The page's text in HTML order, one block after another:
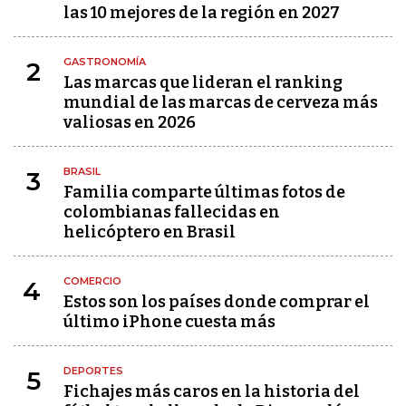
las 10 mejores de la región en 2027
2 GASTRONOMÍA
Las marcas que lideran el ranking
mundial de las marcas de cerveza más
valiosas en 2026
3 BRASIL
Familia comparte últimas fotos de
colombianas fallecidas en
helicóptero en Brasil
4 COMERCIO
Estos son los países donde comprar el
último iPhone cuesta más
5 DEPORTES
Fichajes más caros en la historia del